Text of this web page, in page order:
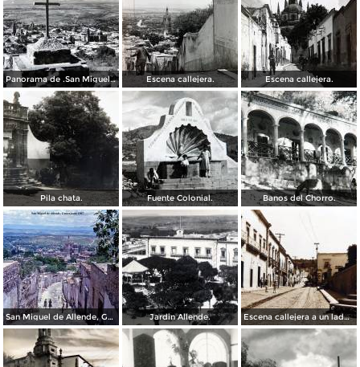
Panorama de .San Miguel de Allende Guanajuato Escena callejera. Escena callejera.
Pila chata. Fuente Colonial. Banos del Chorro.
San Miguel de Allende, Guanajuato 1967 Jardin Allende. Escena callejera a un lado del Exconvento de San Francisco.